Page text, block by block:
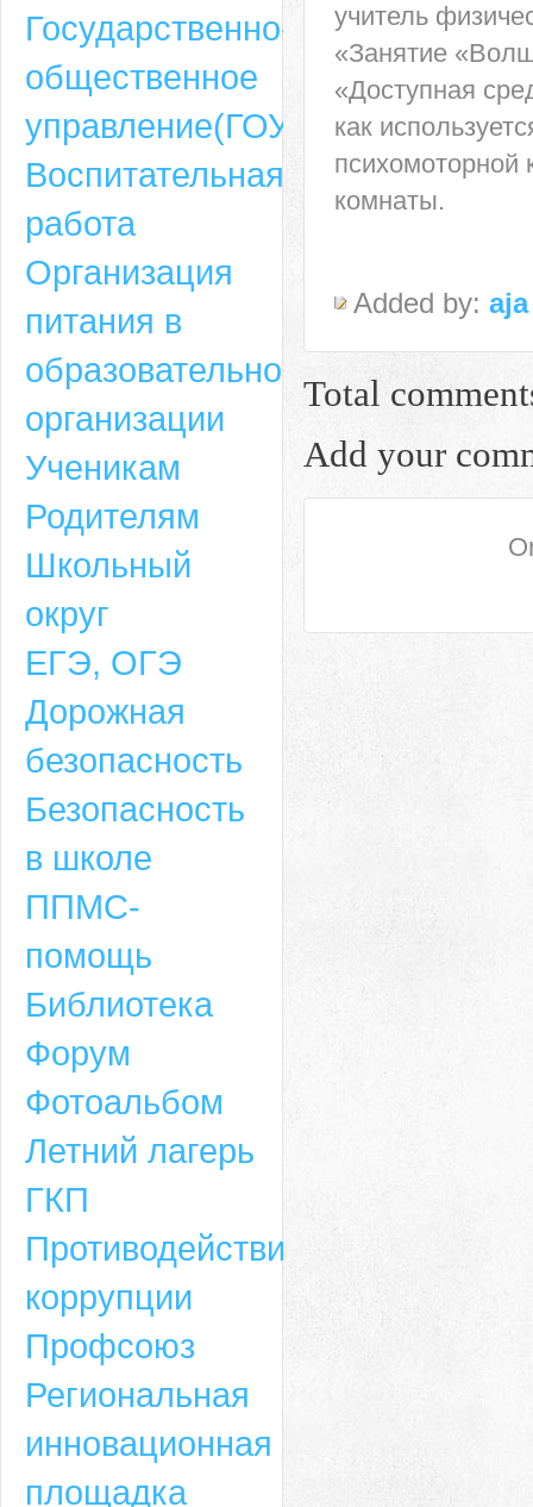
Адрес
659635, Алтайский край, Алтайский район, село Ая, ул. Школьная 11.
6-49, электронный адрес: aja_70@mail.ru
Адрес
6-49, электронный адрес: aja_70@mail.ru
учитель
«Занятие
«Доступная
как
психомоторной
комнаты.
Added by: aja
Total
Add your
Государственно-
общественное
управление(ГОУ)
Воспитательная
работа
Организация
питания в
образовательной
организации
Ученикам
Родителям
Школьный
округ
ЕГЭ, ОГЭ
Дорожная
безопасность
Безопасность
в школе
ППМС-
помощь
Библиотека
Форум
Фотоальбом
Летний лагерь
ГКП
Противодействие
коррупции
Профсоюз
Региональная
инновационная
площадка